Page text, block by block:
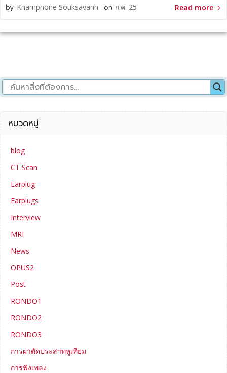
by Khamphone Souksavanh on ก.ค. 25 Read more
หมวดหมู่
blog
CT Scan
Earplug
Earplugs
Interview
MRI
News
OPUS2
Post
RONDO1
RONDO2
RONDO3
การผ่าตัดประสาทหูเทียม
การฟังเพลง